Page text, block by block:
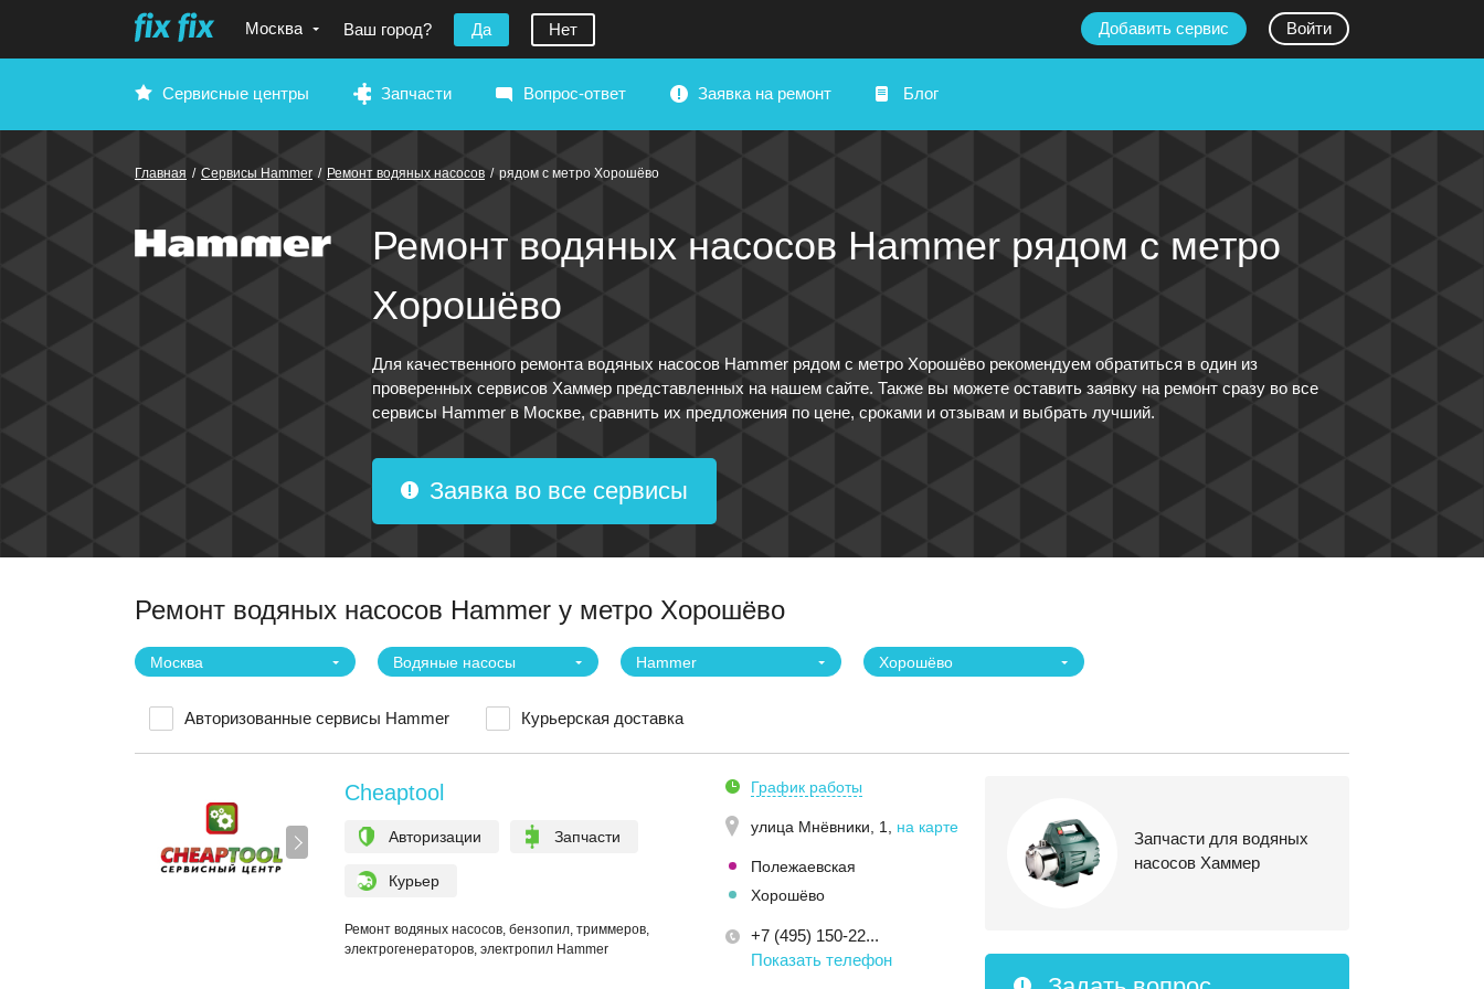
Москва Ваш город? Да Нет Добавить сервис Войти
Сервисные центры Запчасти Вопрос-ответ Заявка на ремонт Блог
Главная / Сервисы Hammer / Ремонт водяных насосов / рядом с метро Хорошёво
Ремонт водяных насосов Hammer рядом с метро
Хорошёво
Для качественного ремонта водяных насосов Hammer рядом с метро Хорошёво рекомендуем обратиться в один из
проверенных сервисов Хаммер представленных на нашем сайте. Также вы можете оставить заявку на ремонт сразу во все
сервисы Hammer в Москве, сравнить их предложения по цене, сроками и отзывам и выбрать лучший.
Заявка во все сервисы
Ремонт водяных насосов Hammer у метро Хорошёво
Москва Водяные насосы Hammer Хорошёво
Авторизованные сервисы Hammer Курьерская доставка
Cheaptool
Авторизации Запчасти
Курьер
Ремонт водяных насосов, бензопил, триммеров,
электрогенераторов, электропил Hammer
График работы
улица Мнёвники, 1 на карте
Полежаевская
Хорошёво
+7 (495) 150-22...
Показать телефон
Запчасти для водяных
насосов Хаммер